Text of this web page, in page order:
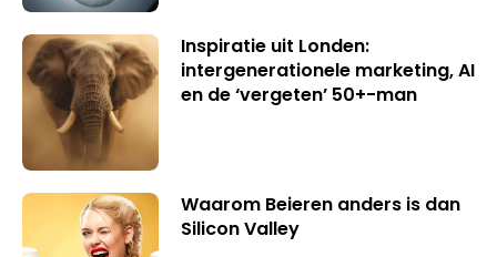
Inspiratie uit Londen:
intergenerationele marketing, AI
en de ‘vergeten’ 50+-man
Waarom Beieren anders is dan
Silicon Valley